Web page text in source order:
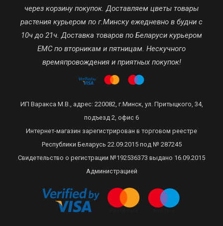
через корзину покупок. Доставляем цветы товары
растения курьером по г.Минску ежедневно в будни с
10ч до 21ч. Доставка товаров по Беларуси курьером
ЕМС по вторникам и пятницам. Нескучного
времяпровождения и приятных покупок!
ИП Варакса М.В., адрес: 220082, г.Минск, ул. Притыцкого, 34,
подъезд 2, офис 6
Интернет-магазин зарегистрирован в торговом реестре
Республики Беларусь 22.09.2015 под № 287245
Свидетельство о регистрации №192536373 выдано 16.09.2015
Администрацией